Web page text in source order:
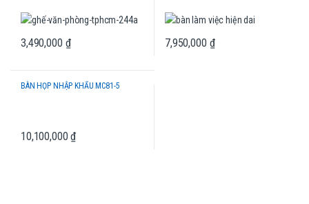
3,490,000 ₫ 7,950,000 ₫
BÀN HỌP NHẬP KHẨU MC81-5
10,100,000₫